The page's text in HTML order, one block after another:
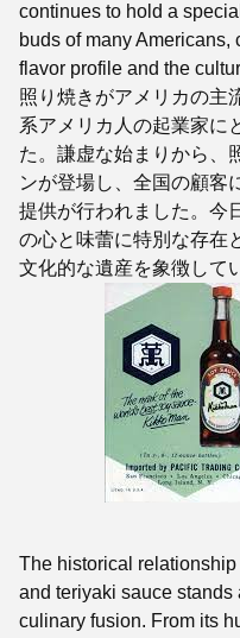
continues to hold a
buds of many
flavor profile and the
照り焼きがアメリカの主
系アメリカ人の起業家に
た。謙虚な始まりから、
ンが登場し、全国の顧客
提供が行われました。今
の心と味蕾に特別な存在
文化的な遺産を象徴して
The historical
and teriyaki sauce stands
culinary fusion. From its